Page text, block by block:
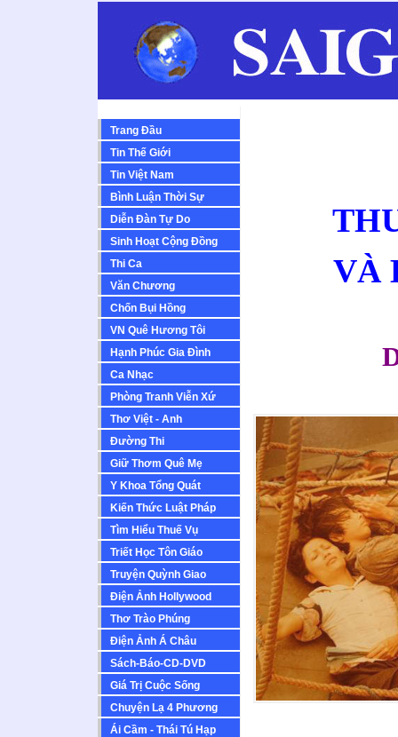
Trang Đầu
Tin Thế Giới
Tin Việt Nam
Bình Luận Thời Sự
Diễn Ðàn Tự Do
Sinh Hoạt Cộng Ðồng
Thi Ca
Văn Chương
Chốn Bụi Hồng
VN Quê Hương Tôi
Hạnh Phúc Gia Đình
Ca Nhạc
Phòng Tranh Viễn Xứ
Thơ Việt - Anh
Ðường Thi
Giữ Thơm Quê Mẹ
Y Khoa Tổng Quát
Kiến Thức Luật Pháp
Tìm Hiểu Thuế Vụ
Triết Học Tôn Giáo
Truyện Quỳnh Giao
Ðiện Ảnh Hollywood
Thơ Trào Phúng
Ðiện Ảnh Á Châu
Sách-Báo-CD-DVD
Giá Trị Cuộc Sống
Chuyện Lạ 4 Phương
Ái Cầm - Thái Tú Hạp
VÀ